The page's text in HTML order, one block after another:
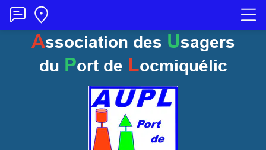
Association des Usagers
du Port de Locmiquélic